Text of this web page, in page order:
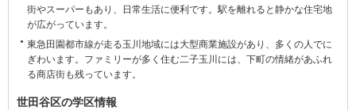
関
す
る
街やスーパーもあり、日常生活に便利です。駅を離れると静かな住宅地
が広がっています。
東急田園都市線が走る玉川地域には大型商業施設があり、多くの人でに
ぎわいます。ファミリーが多く住む二子玉川には、下町の情緒があふれ
る商店街も残っています。
世田谷区の学区情報